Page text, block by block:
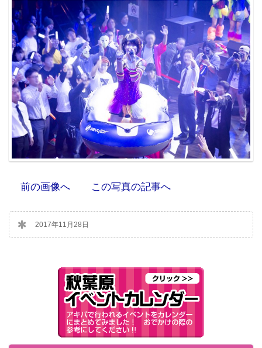
前の画像へ この写真の記事へ
2017年11月28日